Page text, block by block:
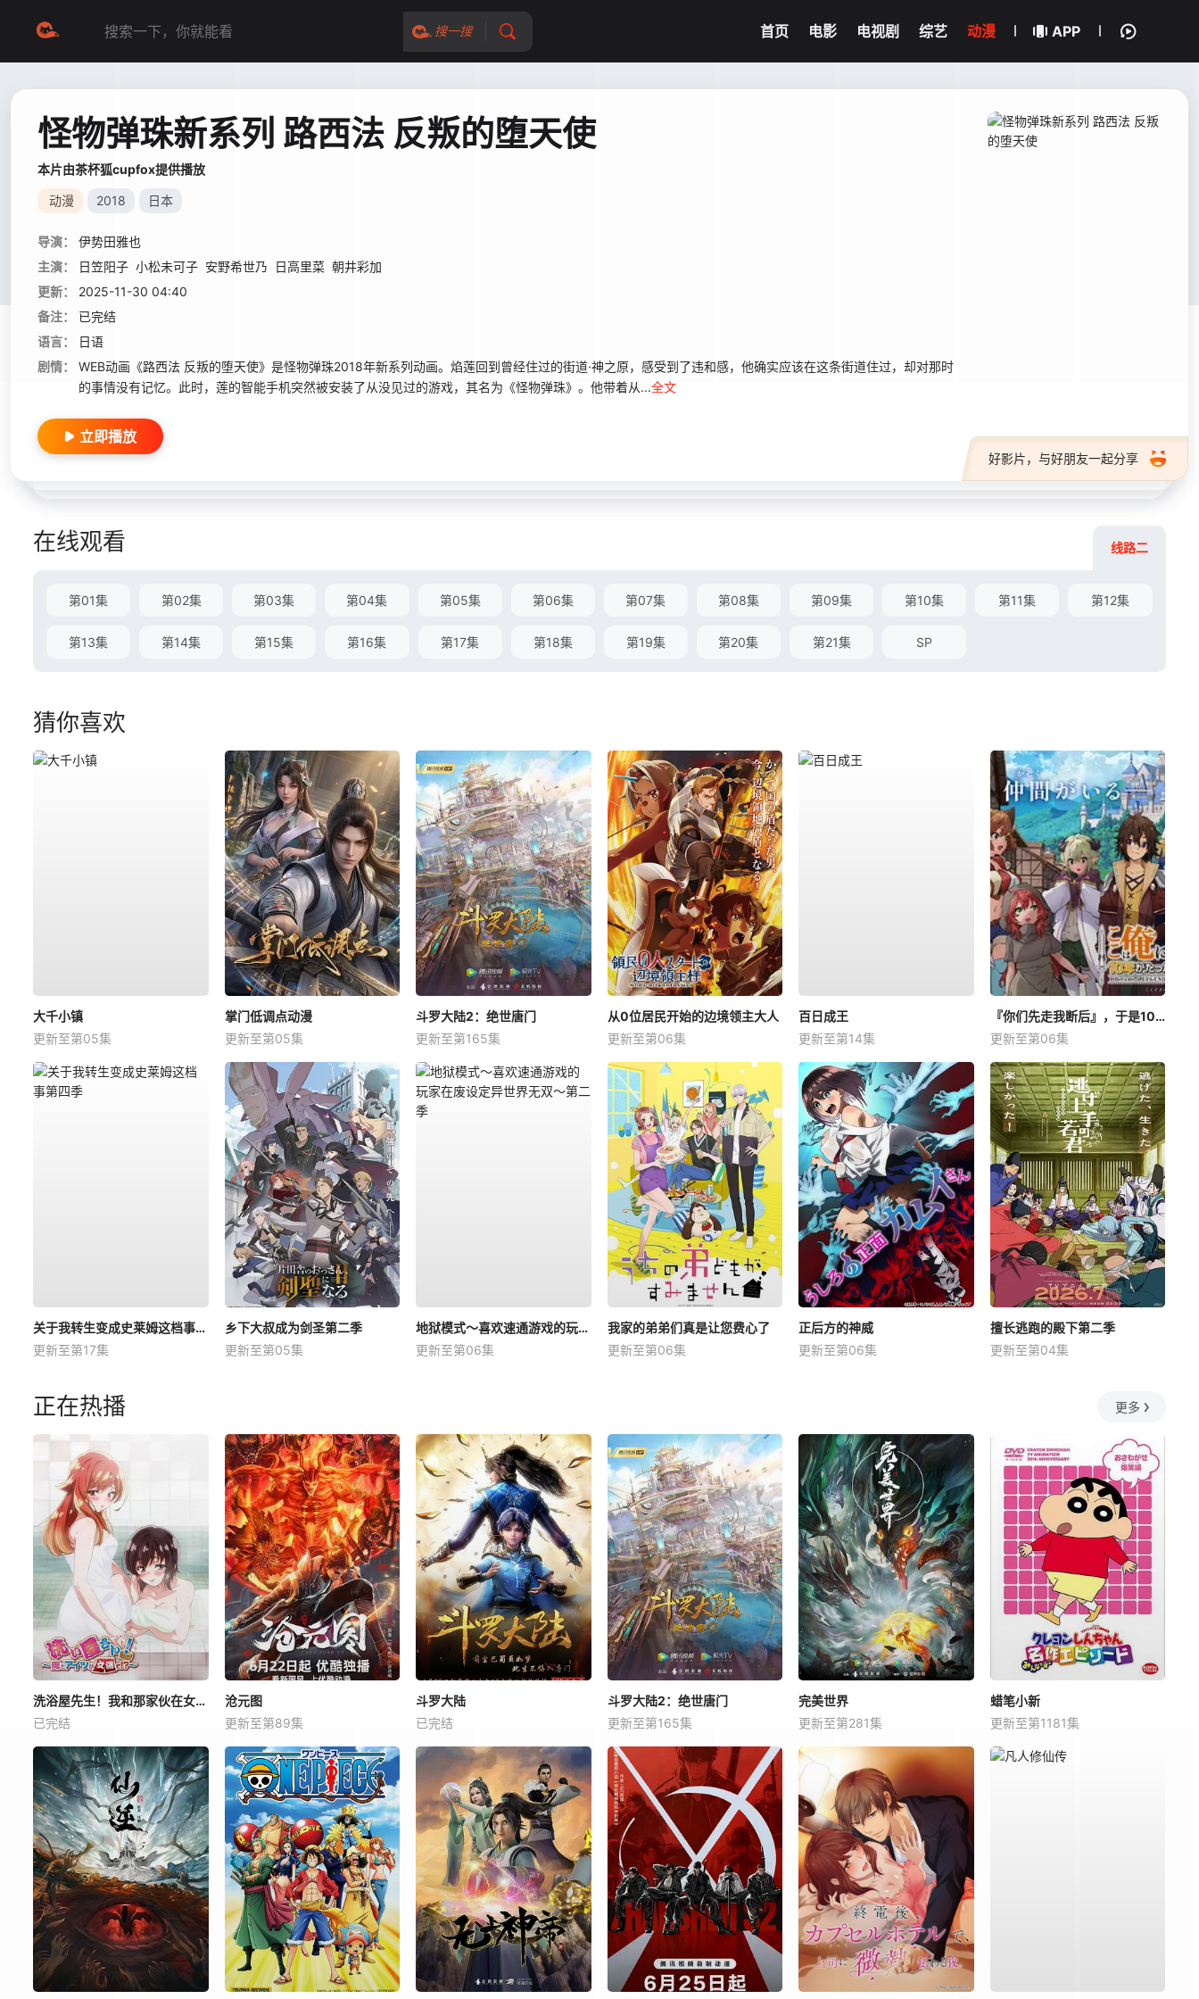
搜一搜 首页 电影 电视剧 综艺 动漫 APP
怪物弹珠新系列 路西法 反叛的堕天使
本片由茶杯狐cupfox提供播放
动漫 2018 日本
导演：
伊势田雅也
主演：
日笠阳子 小松未可子 安野希世乃 日高里菜 朝井彩加
更新：
2025-11-30 04:40
备注：
已完结
语言：
日语
剧情：
WEB动画《路西法 反叛的堕天使》是怪物弹珠2018年新系列动画。焰莲回到曾经住过的街道·神之原，感受到了违和感，他确实应该在这条街道住过，却对那时
的事情没有记忆。此时，莲的智能手机突然被安装了从没见过的游戏，其名为《怪物弹珠》。他带着从...全文
好影片，与好朋友一起分享
立即播放
在线观看 线路二
第01集 第02集 第03集 第04集 第05集 第06集 第07集 第08集 第09集 第10集 第11集 第12集
第13集 第14集 第15集 第16集 第17集 第18集 第19集 第20集 第21集 SP
猜你喜欢
大千小镇
更新至第05集
掌门低调点动漫
更新至第05集
斗罗大陆2：绝世唐门
更新至第165集
从0位居民开始的边境领主大人
更新至第06集
百日成王
更新至第14集
『你们先走我断后』，于是10年后我成为了传说
更新至第06集
关于我转生变成史莱姆这档事第四季
更新至第17集
乡下大叔成为剑圣第二季
更新至第05集
地狱模式～喜欢速通游戏的玩家在废设定异世界无双～第二季
更新至第06集
我家的弟弟们真是让您费心了
更新至第06集
正后方的神威
更新至第06集
擅长逃跑的殿下第二季
更新至第04集
正在热播 更多
洗浴屋先生！我和那家伙在女浴池！？
已完结
沧元图
更新至第89集
斗罗大陆
已完结
斗罗大陆2：绝世唐门
更新至第165集
完美世界
更新至第281集
蜡笔小新
更新至第1181集